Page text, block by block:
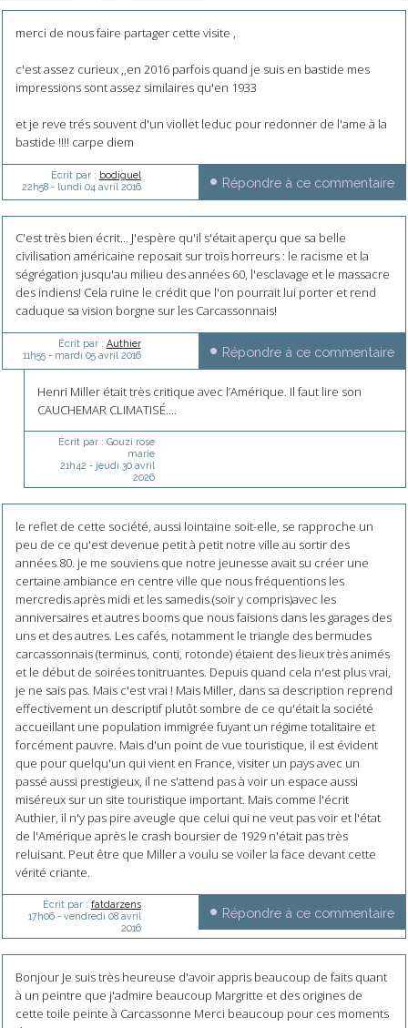
merci de nous faire partager cette visite ,
c'est assez curieux ,,en 2016 parfois quand je suis en bastide mes
impressions sont assez similaires qu'en 1933
et je reve trés souvent d'un viollet leduc pour redonner de l'ame à la
bastide !!!! carpe diem
Écrit par : bodiguel
22h58- lundi 04 avril 2016 Répondre à ce commentaire
C'est très bien écrit... J'espère qu'il s'était aperçu que sa belle
civilisation américaine reposait sur trois horreurs : le racisme et la
ségrégation jusqu'au milieu des années 60, l'esclavage et le massacre
des indiens! Cela ruine le crédit que l'on pourrait lui porter et rend
caduque sa vision borgne sur les Carcassonnais!
Écrit par : Authier
11h55- mardi 05 avril 2016 Répondre à ce commentaire
Henri Miller était très critique avec l’Amérique. Il faut lire son
CAUCHEMAR CLIMATISÉ....
Écrit par : Gouzi rose
marie
21h42 - jeudi 30 avril
2026
le reflet de cette société, aussi lointaine soit-elle, se rapproche un
peu de ce qu'est devenue petit à petit notre ville au sortir des
années 80. je me souviens que notre jeunesse avait su créer une
certaine ambiance en centre ville que nous fréquentions les
mercredis après midi et les samedis (soir y compris)avec les
anniversaires et autres booms que nous faisions dans les garages des
uns et des autres. Les cafés, notamment le triangle des bermudes
carcassonnais (terminus, conti, rotonde) étaient des lieux très animés
et le début de soirées tonitruantes. Depuis quand cela n'est plus vrai,
je ne sais pas. Mais c'est vrai ! Mais Miller, dans sa description reprend
effectivement un descriptif plutôt sombre de ce qu'était la société
accueillant une population immigrée fuyant un régime totalitaire et
forcément pauvre. Mais d'un point de vue touristique, il est évident
que pour quelqu'un qui vient en France, visiter un pays avec un
passé aussi prestigieux, il ne s'attend pas à voir un espace aussi
miséreux sur un site touristique important. Mais comme l'écrit
Authier, il n'y pas pire aveugle que celui qui ne veut pas voir et l'état
de l'Amérique après le crash boursier de 1929 n'était pas très
reluisant. Peut être que Miller a voulu se voiler la face devant cette
vérité criante.
Écrit par : fatdarzens
17h06- vendredi 08 avril
2016
Répondre à ce commentaire
Bonjour Je suis très heureuse d'avoir appris beaucoup de faits quant
à un peintre que j'admire beaucoup Margritte et des origines de
cette toile peinte à Carcassonne Merci beaucoup pour ces moments